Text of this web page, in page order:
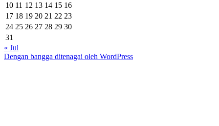
10 11 12 13 14 15 16
17 18 19 20 21 22 23
24 25 26 27 28 29 30
31
« Jul
Dengan bangga ditenagai oleh WordPress